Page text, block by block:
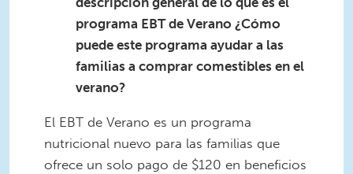
programa EBT de Verano ¿Cómo
puede este programa ayudar a las
familias a comprar comestibles en el
verano?
El EBT de Verano es un programa
nutricional nuevo para las familias que
ofrece un solo pago de $120 en beneficios